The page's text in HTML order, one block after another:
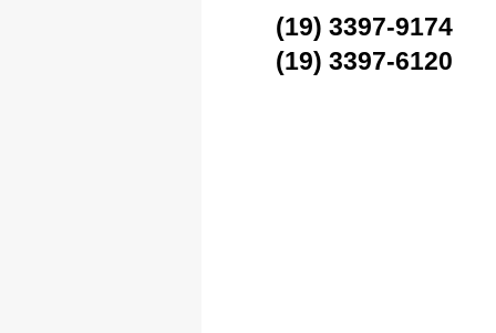
(19) 3397-9174
(19) 3397-6120